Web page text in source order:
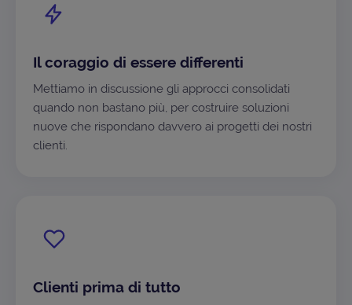
Il coraggio di essere differenti
Mettiamo in discussione gli approcci consolidati
quando non bastano più, per costruire soluzioni
nuove che rispondano davvero ai progetti dei nostri
clienti.
Clienti prima di tutto